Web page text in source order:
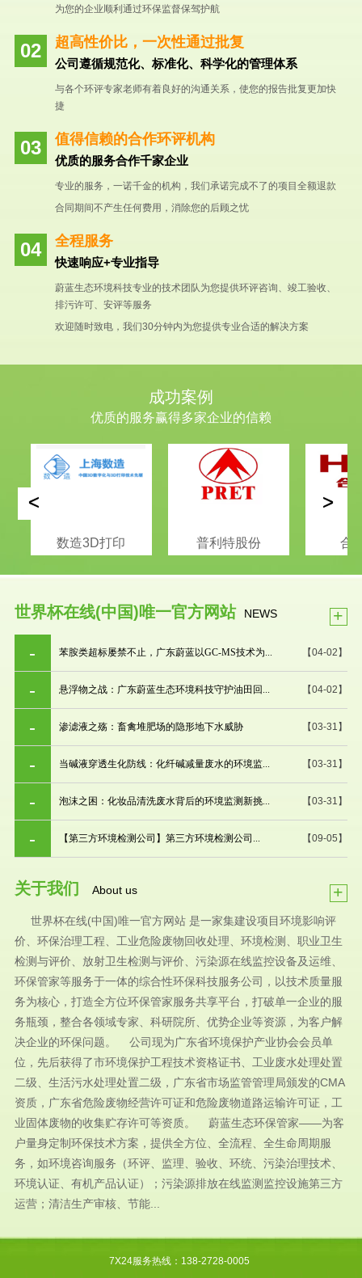
为您的企业顺利通过环保监督保驾护航
超高性价比，一次性通过批复
公司遵循规范化、标准化、科学化的管理体系
与各个环评专家老师有着良好的沟通关系，使您的报告批复更加快
捷
值得信赖的合作环评机构
优质的服务合作千家企业
专业的服务，一诺千金的机构，我们承诺完成不了的项目全额退款
合同期间不产生任何费用，消除您的后顾之忧
全程服务
快速响应+专业指导
蔚蓝生态环境科技专业的技术团队为您提供环评咨询、竣工验收、
排污许可、安评等服务
欢迎随时致电，我们30分钟内为您提供专业合适的解决方案
成功案例
优质的服务赢得多家企业的信赖
数造3D打印 普利特股份 合
< >
世界杯在线(中国)唯一官方网站 NEWS +
【04-02】
苯胺类超标屡禁不止，广东蔚蓝以GC-MS技术为...
【04-02】
悬浮物之战：广东蔚蓝生态环境科技守护油田回...
【03-31】
渗滤液之殇：畜禽堆肥场的隐形地下水威胁
【03-31】
当碱液穿透生化防线：化纤碱减量废水的环境监...
【03-31】
泡沫之困：化妆品清洗废水背后的环境监测新挑...
【09-05】
【第三方环境检测公司】第三方环境检测公司...
关于我们 About us +
世界杯在线(中国)唯一官方网站 是一家集建设项目环境影响评
价、环保治理工程、工业危险废物回收处理、环境检测、职业卫生
检测与评价、放射卫生检测与评价、污染源在线监控设备及运维、
环保管家等服务于一体的综合性环保科技服务公司，以技术质量服
务为核心，打造全方位环保管家服务共享平台，打破单一企业的服
务瓶颈，整合各领域专家、科研院所、优势企业等资源，为客户解
决企业的环保问题。 公司现为广东省环境保护产业协会会员单
位，先后获得了市环境保护工程技术资格证书、工业废水处理处置
二级、生活污水处理处置二级，广东省市场监管管理局颁发的CMA
资质，广东省危险废物经营许可证和危险废物道路运输许可证，工
业固体废物的收集贮存许可等资质。 蔚蓝生态环保管家——为客
户量身定制环保技术方案，提供全方位、全流程、全生命周期服
务，如环境咨询服务（环评、监理、验收、环统、污染治理技术、
环境认证、有机产品认证）；污染源排放在线监测监控设施第三方
运营；清洁生产审核、节能...
7X24服务热线：138-2728-0005